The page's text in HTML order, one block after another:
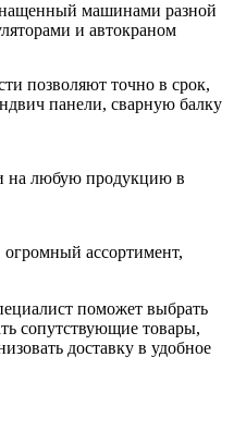
машинами разной
и автокраном
позволяют точно в срок,
панели, сварную балку
на любую продукцию в
ассортимент,
поможет выбрать
сопутствующие товары,
доставку в удобное